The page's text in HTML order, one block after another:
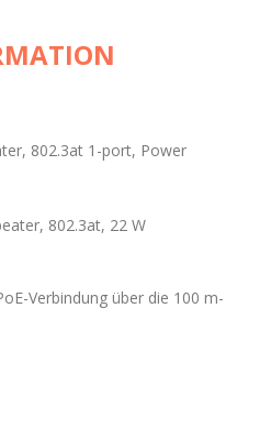
802.3at 1-port, Power
Verbindung über die 100 m-